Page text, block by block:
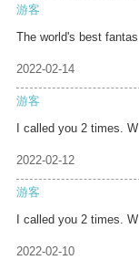
游客
The world's best fantas
2022-02-14
游客
I called you 2 times. W
2022-02-12
游客
I called you 2 times. W
2022-02-10